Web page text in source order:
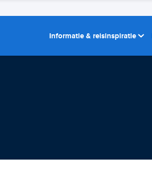
Informatie & reisinspiratie